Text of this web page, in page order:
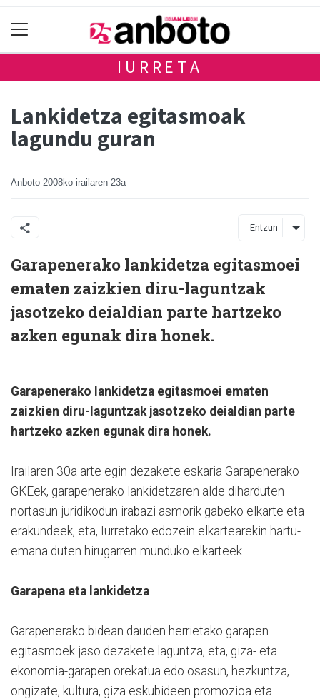
IURRETA
Lankidetza egitasmoak
lagundu guran
Anboto 2008ko irailaren 23a
Entzun
Garapenerako lankidetza egitasmoei
ematen zaizkien diru-laguntzak
jasotzeko deialdian parte hartzeko
azken egunak dira honek.
Garapenerako lankidetza egitasmoei ematen
zaizkien diru-laguntzak jasotzeko deialdian parte
hartzeko azken egunak dira honek.
Irailaren 30a arte egin dezakete eskaria Garapenerako
GKEek, garapenerako lankidetzaren alde diharduten
nortasun juridikodun irabazi asmorik gabeko elkarte eta
erakundeek, eta, Iurretako edozein elkartearekin hartu-
emana duten hirugarren munduko elkarteek.
Garapena eta lankidetza
Garapenerako bidean dauden herrietako garapen
egitasmoek jaso dezakete laguntza, eta, giza- eta
ekonomia-garapen orekatua edo osasun, hezkuntza,
ongizate, kultura, giza eskubideen promozioa eta